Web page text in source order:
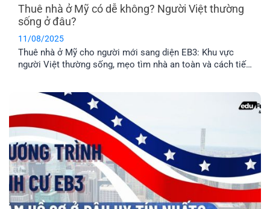
Thuê nhà ở Mỹ có dễ không? Người Việt thường
sống ở đâu?
11/08/2025
Thuê nhà ở Mỹ cho người mới sang diện EB3: Khu vực
người Việt thường sống, mẹo tìm nhà an toàn và cách tiết